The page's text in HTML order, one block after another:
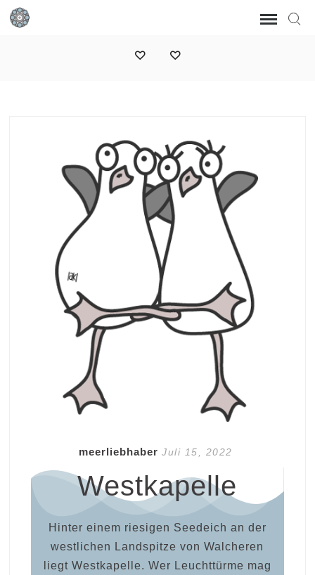
meerliebhaber Juli 15, 2022
Westkapelle
Hinter einem riesigen Seedeich an der
westlichen Landspitze von Walcheren
liegt Westkapelle. Wer Leuchttürme mag